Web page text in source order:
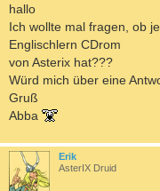
r
a
g
hallo
Ich wollte mal fragen, ob
Englischlern CDrom
von Asterix hat???
Würd mich über eine
Gruß
Abba
Erik
AsterIX Druid